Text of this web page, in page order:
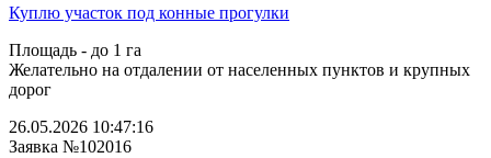
Куплю участок под конные прогулки
Площадь - до 1 га
Желательно на отдалении от населенных пунктов и крупных
дорог
26.05.2026 10:47:16
Заявка №102016